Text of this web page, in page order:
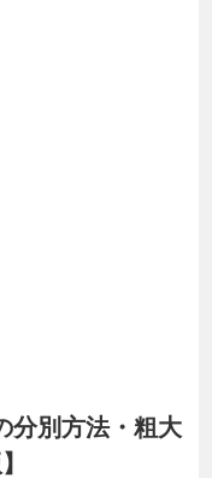
分別方法・粗大